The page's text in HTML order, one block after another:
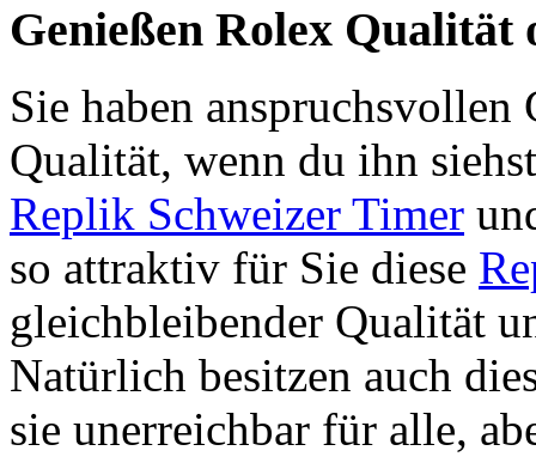
Genießen Rolex Qualität
Sie haben anspruchsvollen
Qualität, wenn du ihn
Replik Schweizer Timer
so attraktiv für Sie diese
gleichbleibender Qualität
Natürlich besitzen auch
sie unerreichbar für alle,